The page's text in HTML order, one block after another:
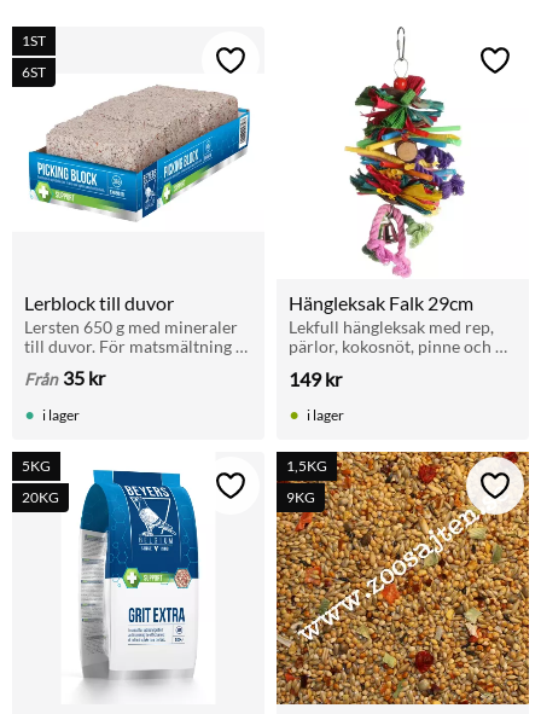
Lerblock till duvor
Lersten 650 g med mineraler
till duvor. För matsmältning
rasduvor och andra fåglar.
Från 35 kr
1ST
6ST
Lägg till i favoriter
i lager
Hängleksak Falk 29cm
Lekfull hängleksak med rep,
pärlor, kokosnöt, pinne och
parakiter.
149kr
Lägg
i lager
5KG
20KG
Lägg till i favoriter
1,5KG
9KG
Lägg